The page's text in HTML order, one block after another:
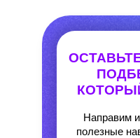
Направим
полезные